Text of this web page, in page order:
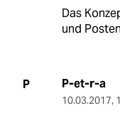
Das
und
P P-et-r-a
10.03.2017,